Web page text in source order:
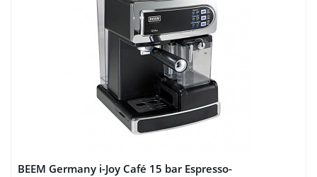
BEEM Germany i-Joy Café 15 bar Espresso-